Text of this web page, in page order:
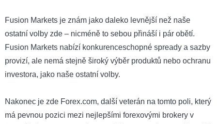
Fusion Markets je znám jako daleko levnější než naše
ostatní volby zde – nicméně to sebou přináší i pár obětí.
Fusion Markets nabízí konkurenceschopné spready a sazby
provizí, ale nemá stejně široký výběr produktů nebo ochranu
investora, jako naše ostatní volby.
Nakonec je zde Forex.com, další veterán na tomto poli, který
má pevnou pozici mezi nejlepšími forexovými brokery v